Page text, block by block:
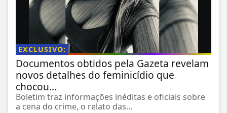
EXCLUSIVO:
Documentos obtidos pela Gazeta revelam
novos detalhes do feminicídio que
chocou...
Boletim traz informações inéditas e oficiais sobre
a cena do crime, o relato das...